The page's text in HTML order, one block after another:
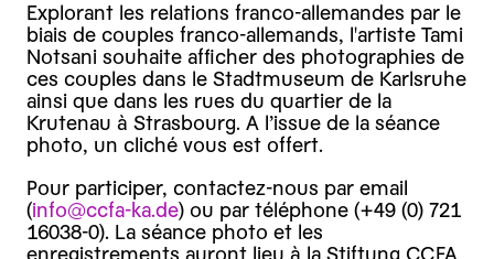
Explorant les relations franco-allemandes par le
biais de couples franco-allemands, l'artiste Tami
Notsani souhaite afficher des photographies de
ces couples dans le Stadtmuseum de Karlsruhe
ainsi que dans les rues du quartier de la
Krutenau à Strasbourg. A l’issue de la séance
photo, un cliché vous est offert.
Pour participer, contactez-nous par email
(info@ccfa-ka.de) ou par téléphone (+49 (0) 721
16038-0). La séance photo et les
enregistrements auront lieu à la Stiftung CCFA